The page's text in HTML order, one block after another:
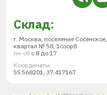
Склад:
г. Москва, поселение Сосенское,
квартал № 58, 1соор8
пн-сб с 8 до 17
Координаты:
55.568201, 37.417167